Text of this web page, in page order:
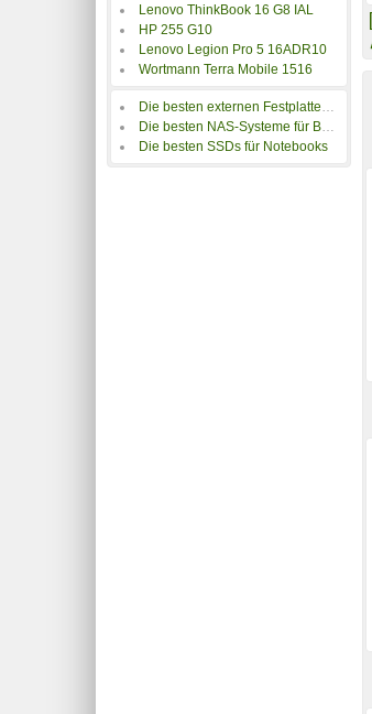
Lenovo ThinkBook 16 G8 IAL
HP 255 G10
Lenovo Legion Pro 5 16ADR10
Wortmann Terra Mobile 1516
Die besten externen Festplatten für Notebooks
Die besten NAS-Systeme für Backups
Die besten SSDs für Notebooks